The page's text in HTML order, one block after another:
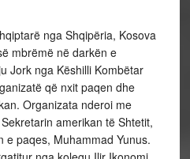
nga Shqipëria, Kosova
mbrëmë në darkën e
Jork nga Këshilli Kombëtar
që nxit paqen dhe
Organizata nderoi me
amerikan të Shtetit,
e paqes, Muhammad Yunus.